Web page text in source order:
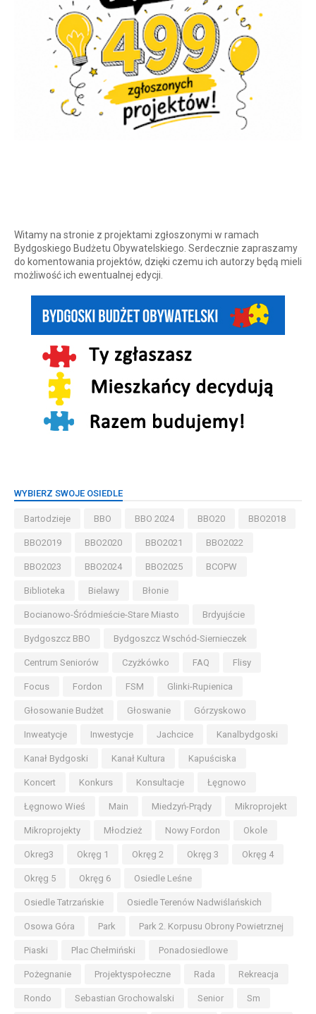
Witamy na stronie z projektami zgłoszonymi w ramach
Bydgoskiego Budżetu Obywatelskiego. Serdecznie zapraszamy
do komentowania projektów, dzięki czemu ich autorzy będą mieli
możliwość ich ewentualnej edycji.
WYBIERZ SWOJE OSIEDLE
Bartodzieje BBO BBO 2024 BBO20 BBO2018
BBO2019 BBO2020 BBO2021 BBO2022
BBO2023 BBO2024 BBO2025 BCOPW
Biblioteka Bielawy Błonie
Bocianowo-Śródmieście-Stare Miasto Brdyujście
Bydgoszcz BBO Bydgoszcz Wschód-Siernieczek
Centrum Seniorów Czyżkówko FAQ Flisy
Focus Fordon FSM Glinki-Rupienica
Głosowanie Budżet Głoswanie Górzyskowo
Inweatycje Inwestycje Jachcice Kanalbydgoski
Kanał Bydgoski Kanał Kultura Kapuściska
Koncert Konkurs Konsultacje Łęgnowo
Łęgnowo Wieś Main Miedzyń-Prądy Mikroprojekt
Mikroprojekty Młodzież Nowy Fordon Okole
Okreg3 Okręg 1 Okręg 2 Okręg 3 Okręg 4
Okręg 5 Okręg 6 Osiedle Leśne
Osiedle Tatrzańskie Osiedle Terenów Nadwiślańskich
Osowa Góra Park Park 2. Korpusu Obrony Powietrznej
Piaski Plac Chełmiński Ponadosiedlowe
Pożegnanie Projektyspołeczne Rada Rekreacja
Rondo Sebastian Grochowalski Senior Sm